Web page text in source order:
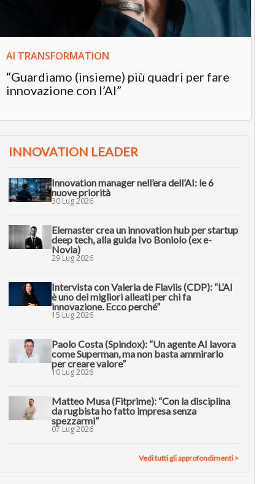
AI TRANSFORMATION
“Guardiamo (insieme) più quadri per fare
innovazione con l’AI”
INNOVATION LEADER
Innovation manager nell’era dell’AI: le 6
nuove priorità
30 Lug 2026
Elemaster crea un innovation hub per startup
deep tech, alla guida Ivo Boniolo (ex e-
Novia)
29 Lug 2026
Intervista con Valeria de Flaviis (CDP): “L’AI
è uno dei migliori alleati per chi fa
innovazione. Ecco perché”
15 Lug 2026
Paolo Costa (Spindox): “Un agente AI lavora
come Superman, ma non basta ammirarlo
per creare valore”
10 Lug 2026
Matteo Musa (Fitprime): “Con la disciplina
da rugbista ho fatto impresa senza
spezzarmi”
07 Lug 2026
Vedi tutti gli approfondimenti >